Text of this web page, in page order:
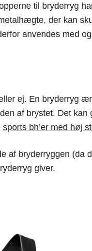
til bryderryg
der kan
anvendes med
ej. En bryderryg
af brystet. Det kan
sports bh’er med høj
bryderryggen (da
giver.